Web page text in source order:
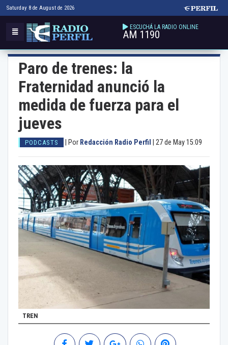
Saturday 8 de August de 2026
ESCUCHÁ LA RADIO ONLINE
AM 1190
Paro de trenes: la
Fraternidad anunció la
medida de fuerza para el
jueves
PODCASTS Por Redacción Radio Perfil 27 de May 15:09
TREN